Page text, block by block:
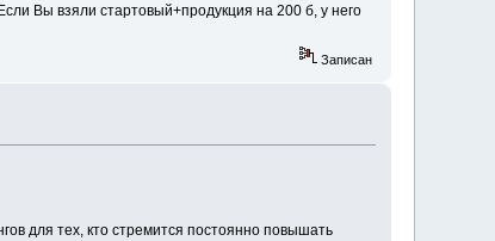
Вы взяли стартовый+продукция на 200 б, у него
Записан
для тех, кто стремится постоянно повышать